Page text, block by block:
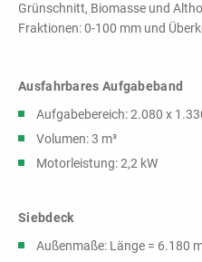
Grünschnitt, Biomasse und
Fraktionen: 0-100 mm und
Ausfahrbares Aufgabeband
Aufgabebereich: 2.080 x
Volumen: 3 m³
Motorleistung: 2,2 kW
Siebdeck
Außenmaße: Länge = 6.180